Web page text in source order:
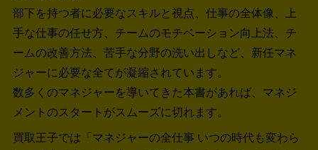
部下を持つ者に必要なスキルと視点、仕事の全体像、上
手な仕事の任せ方、チームのモチベーション向上法、チ
ームの改善方法、苦手な分野の洗い出しなど、新任マネ
ジャーに必要な全てが凝縮されています。
数多くのマネジャーを導いてきた本書があれば、マネジ
メントのスタートがスムーズに切れます。
買取王子では「マネジャーの全仕事 いつの時代も変わら